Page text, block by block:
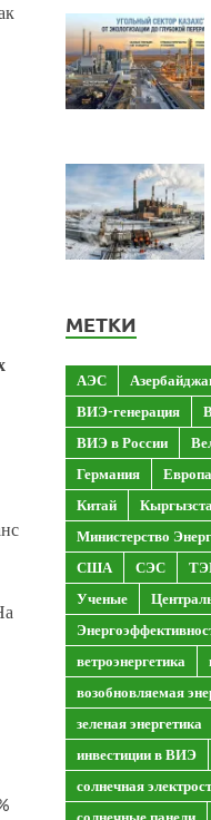
МЕТКИ
АЭС
ВИЭ-генерация
ВИЭ в России
Германия
Европа
Китай
Министерство
США
СЭС
Ученые
ветроэнергетика
возобновляемая
зеленая энергетика
инвестиции в ВИЭ
солнечная
солнечные панели